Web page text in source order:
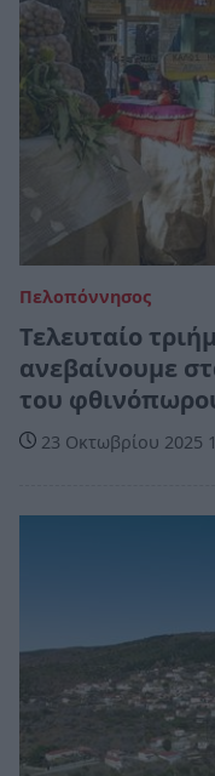
Πελοπόννησος
Τελευταίο
ανεβαίνουμε
του
23 Οκτωβρίου 2025